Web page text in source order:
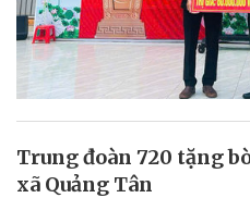
Trung đoàn 720 tặng
xã Quảng Tân